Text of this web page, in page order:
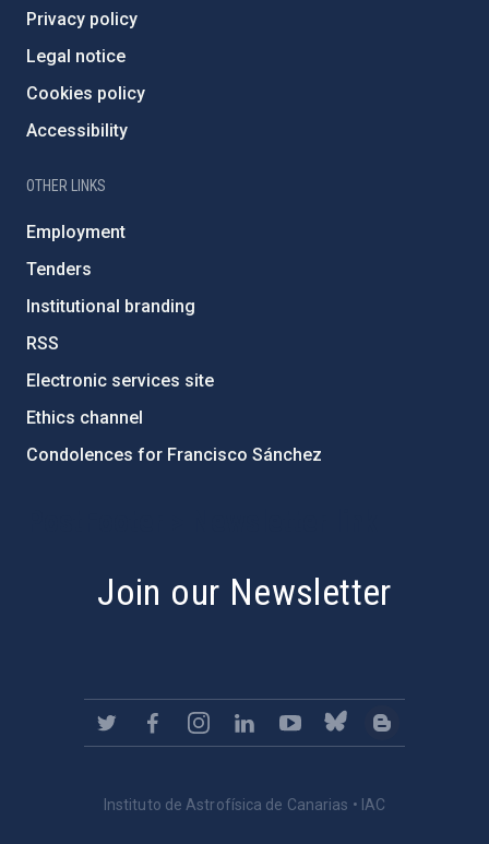
Privacy policy
Legal notice
Cookies policy
Accessibility
OTHER LINKS
Employment
Tenders
Institutional branding
RSS
Electronic services site
Ethics channel
Condolences for Francisco Sánchez
Join our Newsletter
Instituto de Astrofísica de Canarias • IAC